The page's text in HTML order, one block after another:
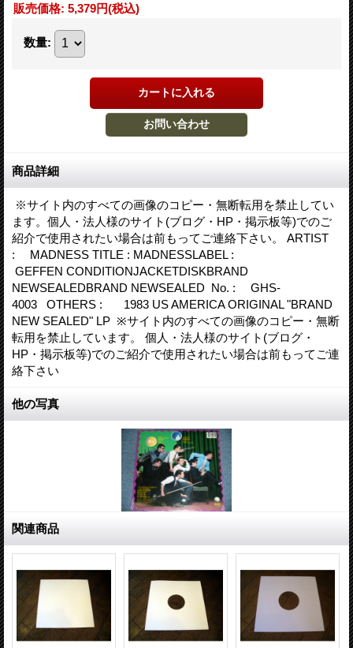
販売価格: 5,379円(税込)
数量:
商品詳細
※サイト内のすべての画像のコピー・無断転用を禁止してい
ます。個人・法人様のサイト(ブログ・HP・掲示板等)でのご
紹介で使用されたい場合は前もってご連絡下さい。 ARTIST
: MADNESS TITLE : MADNESSLABEL :
GEFFEN CONDITIONJACKETDISKBRAND
NEWSEALEDBRAND NEWSEALED No. : GHS-
4003 OTHERS : 1983 US AMERICA ORIGINAL "BRAND
NEW SEALED" LP ※サイト内のすべての画像のコピー・無断
転用を禁止しています。 個人・法人様のサイト(ブログ・
HP・掲示板等)でのご紹介で使用されたい場合は前もってご連
絡下さい
他の写真
関連商品